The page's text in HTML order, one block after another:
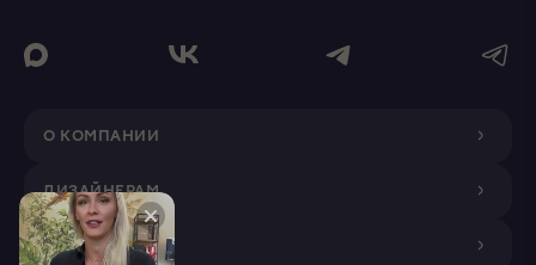
О КОМПАНИИ
ДИЗАЙНЕРАМ
ПОКУПАТЕЛЯМ